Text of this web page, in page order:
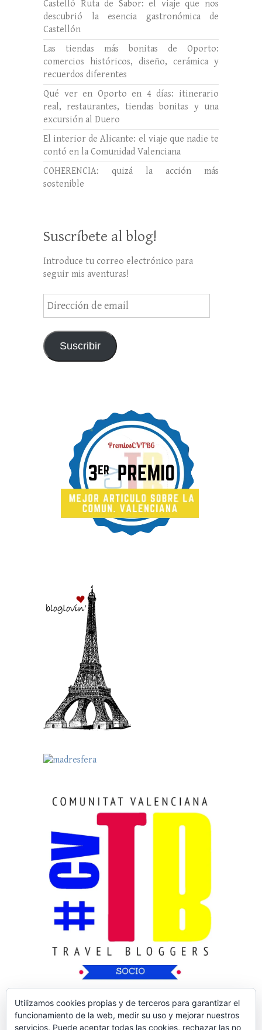
Castelló Ruta de Sabor: el viaje que nos
descubrió la esencia gastronómica de
Castellón
Las tiendas más bonitas de Oporto:
comercios históricos, diseño, cerámica y
recuerdos diferentes
Qué ver en Oporto en 4 días: itinerario
real, restaurantes, tiendas bonitas y una
excursión al Duero
El interior de Alicante: el viaje que nadie te
contó en la Comunidad Valenciana
COHERENCIA: quizá la acción más
sostenible
Suscríbete al blog!
Introduce tu correo electrónico para
seguir mis aventuras!
Dirección
de
Suscribir
Utilizamos cookies propias y de terceros para garantizar el
funcionamiento de la web, medir su uso y mejorar nuestros
servicios. Puede aceptar todas las cookies, rechazar las no